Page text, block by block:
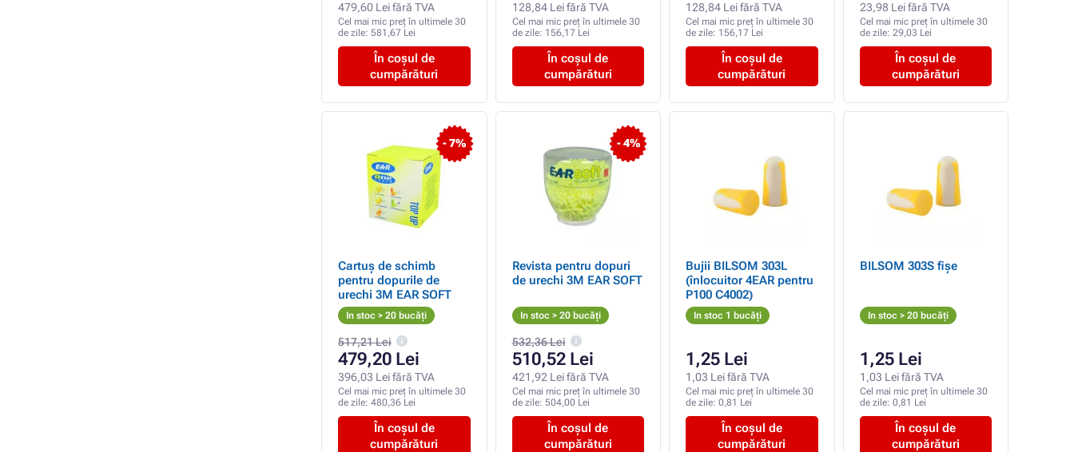
479,60 Lei fără TVA
Cel mai mic preț în ultimele 30
de zile: 581,67 Lei
În coșul de
cumpărături
128,84 Lei fără TVA
Cel mai mic preț în ultimele 30
de zile: 156,17 Lei
În coșul de
cumpărături
128,84 Lei fără TVA
Cel mai mic preț în ultimele 30
de zile: 156,17 Lei
În coșul de
cumpărături
23,98 Lei fără TVA
Cel mai mic preț în ultimele 30
de zile: 29,03 Lei
În coșul de
cumpărături
- 7%
Cartuș de schimb
pentru dopurile de
urechi 3M EAR SOFT
In stoc > 20 bucăți
517,21 Lei
479,20 Lei
396,03 Lei fără TVA
Cel mai mic preț în ultimele 30
de zile: 480,36 Lei
În coșul de
cumpărături
- 4%
Revista pentru dopuri
de urechi 3M EAR SOFT
In stoc > 20 bucăți
532,36 Lei
510,52 Lei
421,92 Lei fără TVA
Cel mai mic preț în ultimele 30
de zile: 504,00 Lei
În coșul de
cumpărături
Bujii BILSOM 303L
(înlocuitor 4EAR pentru
P100 C4002)
In stoc 1 bucăți
1,25 Lei
1,03 Lei fără TVA
Cel mai mic preț în ultimele 30
de zile: 0,81 Lei
În coșul de
cumpărături
BILSOM 303S fișe
In stoc > 20 bucăți
1,25 Lei
1,03 Lei fără TVA
Cel mai mic preț în ultimele 30
de zile: 0,81 Lei
În coșul de
cumpărături